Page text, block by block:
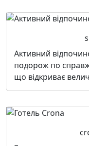
Активний
подорож по
що відкриває